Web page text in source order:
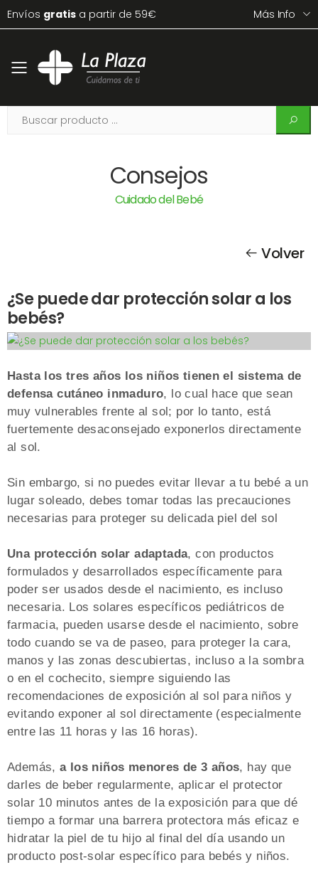
Envíos gratis a partir de 59€ Más Info
Toggle mobile menu
Consejos
Cuidado del Bebé
Volver
¿Se puede dar protección solar a los
bebés?
Hasta los tres años los niños tienen el sistema de
defensa cutáneo inmaduro, lo cual hace que sean
muy vulnerables frente al sol; por lo tanto, está
fuertemente desaconsejado exponerlos directamente
al sol.
Sin embargo, si no puedes evitar llevar a tu bebé a un
lugar soleado, debes tomar todas las precauciones
necesarias para proteger su delicada piel del sol
Una protección solar adaptada, con productos
formulados y desarrollados específicamente para
poder ser usados desde el nacimiento, es incluso
necesaria. Los solares específicos pediátricos de
farmacia, pueden usarse desde el nacimiento, sobre
todo cuando se va de paseo, para proteger la cara,
manos y las zonas descubiertas, incluso a la sombra
o en el cochecito, siempre siguiendo las
recomendaciones de exposición al sol para niños y
evitando exponer al sol directamente (especialmente
entre las 11 horas y las 16 horas).
Además, a los niños menores de 3 años, hay que
darles de beber regularmente, aplicar el protector
solar 10 minutos antes de la exposición para que dé
tiempo a formar una barrera protectora más eficaz e
hidratar la piel de tu hijo al final del día usando un
producto post-solar específico para bebés y niños.